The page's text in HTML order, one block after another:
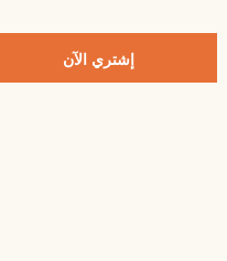
إشتري الآن